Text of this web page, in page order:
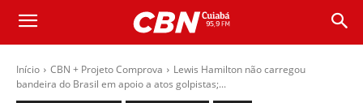
Início CBN + Projeto Comprova
Lewis Hamilton não carregou
bandeira do Brasil em apoio a atos golpistas;...